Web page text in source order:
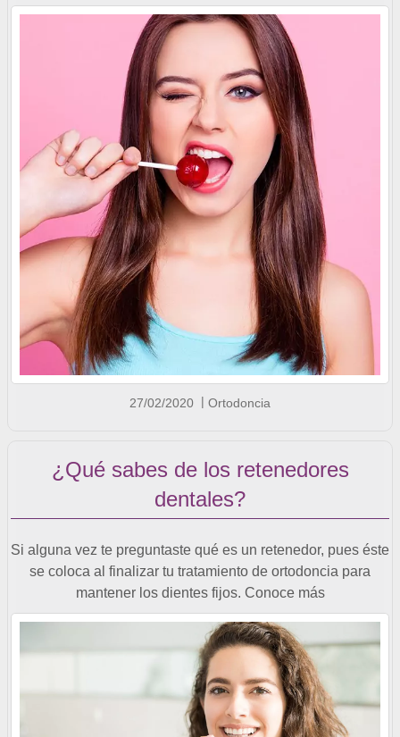
27/02/2020 Ortodoncia
¿Qué sabes de los retenedores
dentales?
Si alguna vez te preguntaste qué es un retenedor, pues éste
se coloca al finalizar tu tratamiento de ortodoncia para
mantener los dientes fijos. Conoce más